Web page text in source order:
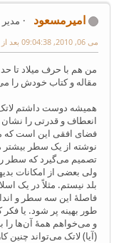
امیرمسعود
مدیر
می 06, 2010, 09:04:38 بعد از ظهر
من هم با حرف میلاد تا
مقاله و کتاب خودش را
همیشه دوست داشتم
انعطاف و قدرتی را
فضای افقی این است که
نوشته از یک سطر بیشتر
تصمیم می‌گیرد که سطر را
ولی بعضی از امکانات
بلد نیستم. مثلاً در یک
فاصلهٔ این سه سطر و
طور بهینه پر شود. یا
و می‌خواهم همهٔ آن‌ها را
(آیا) لاتک می‌تواند چنین